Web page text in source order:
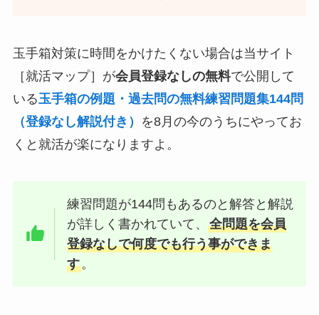
玉手箱対策に時間をかけたくない場合は当サイト
［就活マップ］が会員登録なしの無料で公開して
いる玉手箱の例題・過去問の無料練習問題集144問
（登録なし解説付き）
を8月の今のうちにやってお
くと就活が楽になりますよ。
練習問題が144問もあるのと解答と解説
が詳しく書かれていて、全問題を会員
登録なしで何度でも行う事ができま
す。